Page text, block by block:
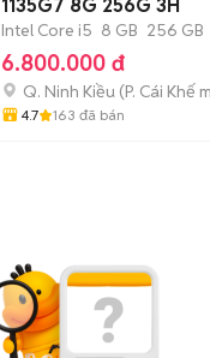
1135G7 8G 256G 3H
Intel Core i5 8 GB 256 GB
6.800.000 đ
Q. Ninh Kiều (P. Cái Khế
4.7 163 đã bán